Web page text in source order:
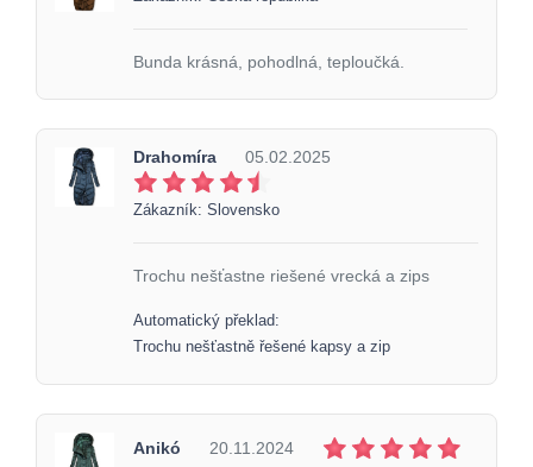
Bunda krásná, pohodlná, teploučká.
Drahomíra 05.02.2025
Zákazník: Slovensko
Trochu nešťastne riešené vrecká a zips
Automatický překlad:
Trochu nešťastně řešené kapsy a zip
Anikó 20.11.2024